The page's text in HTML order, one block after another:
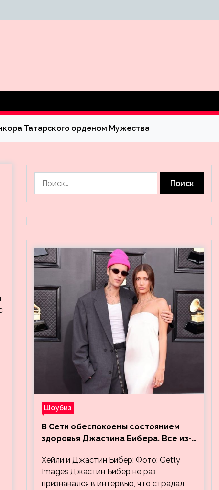
Татарского орденом Мужества
Шоубиз
В Сети обеспокоены состоянием
здоровья Джастина Бибера. Все из-
успокаивает Хейли
Хейли и Джастин Бибер: Фото: Getty
Images Джастин Бибер не раз
признавался в интервью, что страдал